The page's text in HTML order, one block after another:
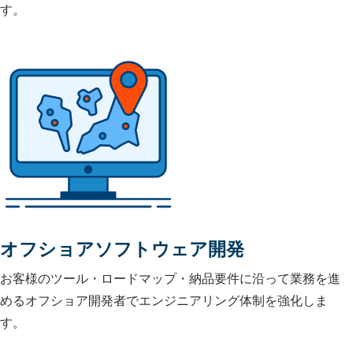
す。
オフショアソフトウェア開発
お客様のツール・ロードマップ・納品要件に沿って業務を進
めるオフショア開発者でエンジニアリング体制を強化しま
す。